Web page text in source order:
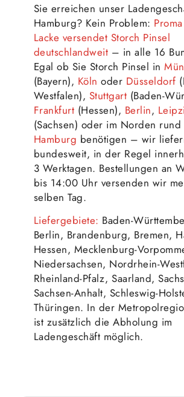
Sie erreichen unser
Hamburg? Kein Problem:
Lacke versendet Storch Pinsel
deutschlandweit – in alle 16
Egal ob Sie Storch Pinsel in
(Bayern), Köln oder Düsseldorf
Westfalen), Stuttgart (Baden-
Frankfurt (Hessen), Berlin,
(Sachsen) oder im Norden rund
Hamburg benötigen – wir
bundesweit, in der Regel
3 Werktagen. Bestellungen an
bis 14:00 Uhr versenden wir
selben Tag.
Liefergebiete: Baden-
Berlin, Brandenburg, Bremen,
Hessen, Mecklenburg-
Niedersachsen, Nordrhein-
Rheinland-Pfalz, Saarland,
Sachsen-Anhalt, Schleswig-
Thüringen. In der
ist zusätzlich die Abholung im
Ladengeschäft möglich.